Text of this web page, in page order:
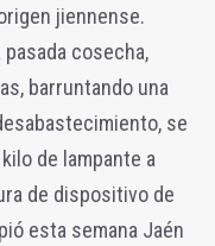
jiennense.
cosecha,
barruntando una
se
de lampante a
de dispositivo de
esta semana Jaén